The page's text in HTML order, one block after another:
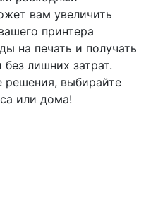
вам увеличить
принтера
на печать и получать
без лишних затрат.
решения, выбирайте
или дома!